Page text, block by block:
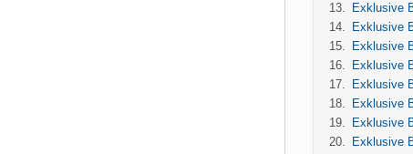
Exklusive
Exklusive
Exklusive
Exklusive
Exklusive
Exklusive
Exklusive
Exklusive